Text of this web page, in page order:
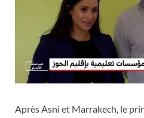
Après Asni et Marrakech, le